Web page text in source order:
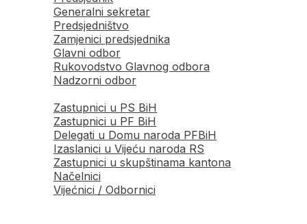
Generalni sekretar
Predsjedništvo
Zamjenici predsjednika
Glavni odbor
Rukovodstvo Glavnog odbora
Nadzorni odbor
Zastupnici u PS BiH
Zastupnici u PF BiH
Delegati u Domu naroda PFBiH
Izaslanici u Vijeću naroda RS
Zastupnici u skupštinama kantona
Načelnici
Vijećnici / Odbornici